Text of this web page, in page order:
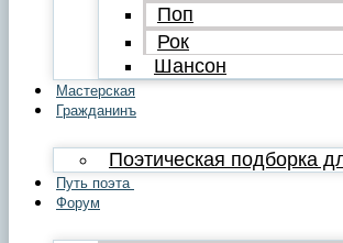
Поп
Рок
Шансон
Мастерская
Гражданинъ
Поэтическая подборка
Путь поэта
Форум